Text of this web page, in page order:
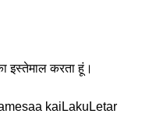
इस्तेमाल करता हूं।
kaiLakuLetar